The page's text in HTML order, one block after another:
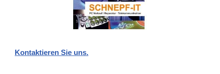
Kontaktieren Sie uns.